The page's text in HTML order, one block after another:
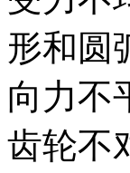
形和圆
向力不
齿轮不